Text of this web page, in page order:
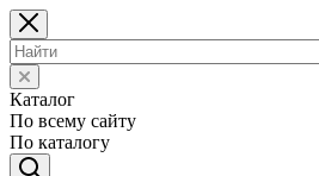
Каталог
По всему сайту
По каталогу